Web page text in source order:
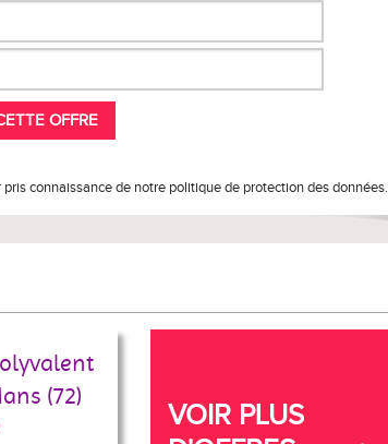
connaissance de notre politique de protection des données.
(72)
VOIR PLUS